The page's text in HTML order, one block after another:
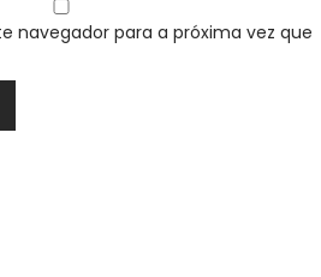
navegador para a próxima vez que